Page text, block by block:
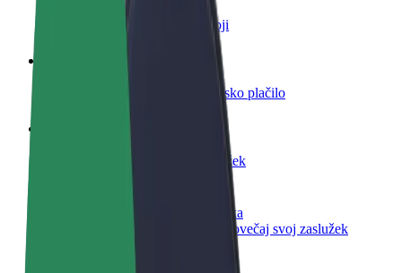
Postani voznik
Zasluži denar pod svojimi pogoji
Dostavljaj hrano in prejmi tedensko plačilo
Dosezi več strank in zvišaj zaslužek
Prijavi se kot lastnik voznega parka
Dodaj svoj vozni park v Bolt in povečaj svoj zaslužek